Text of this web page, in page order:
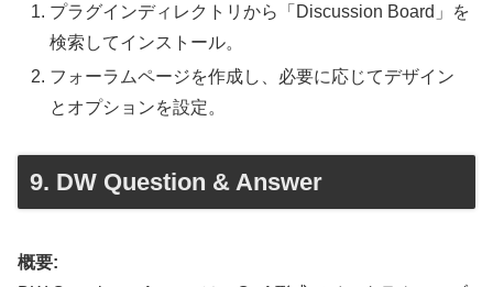
プラグインディレクトリから「Discussion Board」を
検索してインストール。
フォーラムページを作成し、必要に応じてデザイン
とオプションを設定。
9. DW Question & Answer
概要: